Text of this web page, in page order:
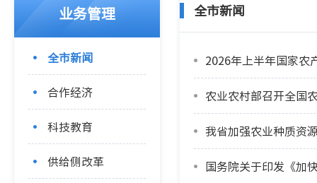
业务管理
全市新闻
合作经济
科技教育
供给侧改革
全市新闻
2026年上半年国家农
农业农村部召开全国
我省加强农业种质资
国务院关于印发《加